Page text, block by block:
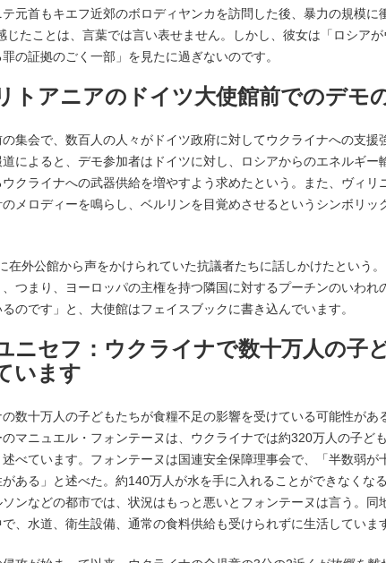
元首もキエフ近郊のボロディヤンカを訪問した後、暴力の規模に
じたことは、言葉では言い表せません。しかし、彼女は「ロシア
の証拠のごく一部」を見たに過ぎないのです。
トアニアのドイツ大使館前でのデモ
集会で、数百人の人々がドイツ政府に対してウクライナへの支援
によると、デモ参加者はドイツに対し、ロシアからのエネルギー
クライナへの武器供給を増やすよう求めたという。また、ヴィリ
メロディーを鳴らし、ベルリンを目覚めさせるというシンボリッ
外公館から声をかけられていた抗議者たちに話しかけたという。
つまり、ヨーロッパの主権を持つ隣国に対するプーチンのいわれ
のです」と、大使館はフェイスブックに書き込んでいます。
ニセフ：ウクライナで数十万人の子
います
数十万人の子どもたちが食糧不足の影響を受けている可能性があ
マニュエル・フォンテーヌは、ウクライナでは約320万人の子ど
べています。フォンテーヌは国連安全保障理事会で、「半数弱が
ある」と述べた。約140万人が水を手に入れることができなくな
ンなどの都市では、状況はもっと悪いとフォンテーヌは言う。同
、水道、衛生設備、通常の食料供給も受けられずに生活していま